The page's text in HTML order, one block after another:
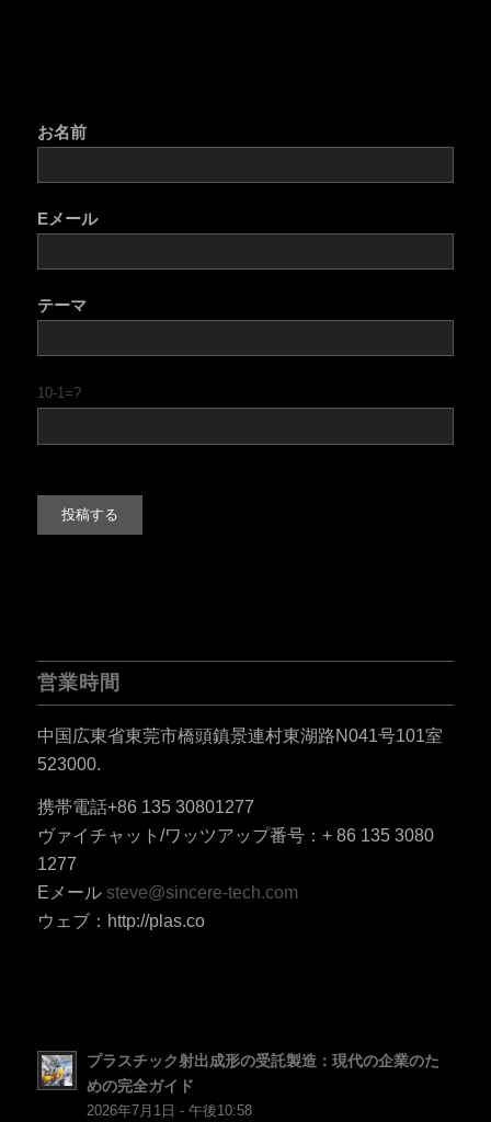
お名前
Eメール
テーマ
10-1=?
営業時間
中国広東省東莞市橋頭鎮景連村東湖路N041号101室
523000.
携帯電話+86 135 30801277
ヴァイチャット/ワッツアップ番号：+ 86 135 3080
1277
Eメール steve@sincere-tech.com
ウェブ：http://plas.co
プラスチック射出成形の受託製造：現代の企業のた
めの完全ガイド
2026年7月1日 - 午後10:58
CS
DA
SV
HU
ES_MX